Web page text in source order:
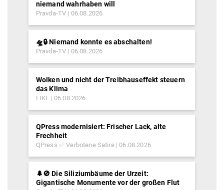
niemand wahrhaben will
Pravda-TV 06.08.2026
🛸🔒 Niemand konnte es abschalten!
Pravda-TV 06.08.2026
Wolken und nicht der Treibhauseffekt steuern
das Klima
EIKE 06.08.2026
QPress modernisiert: Frischer Lack, alte
Frechheit
QPress ✅ Verbotene Satire 06.08.2026
🌲🚫 Die Siliziumbäume der Urzeit:
Gigantische Monumente vor der großen Flut